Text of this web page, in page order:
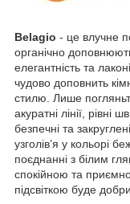
Belagio - це влучне
органічно
елегантність та
чудово доповнить
стилю. Лише
акуратні лінії, рівні
безпечні та
узголів’я у кольорі
поєднанні з білим
спокійною та
підсвіткою буде